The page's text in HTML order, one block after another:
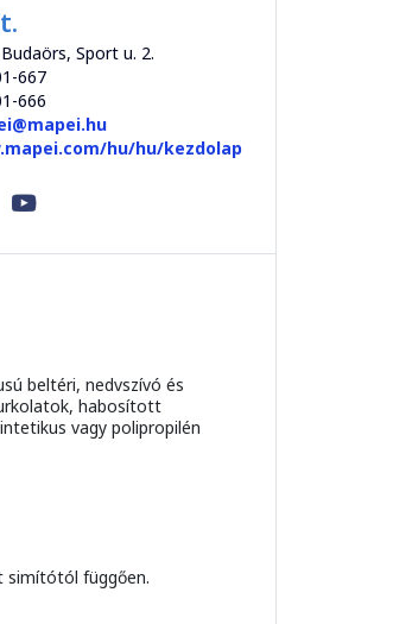
Sport u. 2.
667
666
hu/hu/kezdolap
beltéri, nedvszívó és
habosított
vagy polipropilén
simítótól függően.